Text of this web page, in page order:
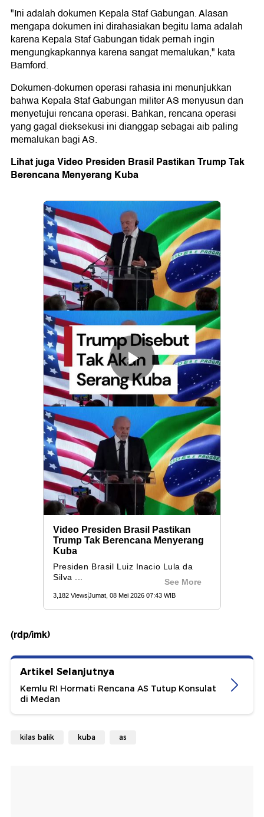
"Ini adalah dokumen Kepala Staf Gabungan. Alasan
mengapa dokumen ini dirahasiakan begitu lama adalah
karena Kepala Staf Gabungan tidak pernah ingin
mengungkapkannya karena sangat memalukan," kata
Bamford.
Dokumen-dokumen operasi rahasia ini menunjukkan
bahwa Kepala Staf Gabungan militer AS menyusun dan
menyetujui rencana operasi. Bahkan, rencana operasi
yang gagal dieksekusi ini dianggap sebagai aib paling
memalukan bagi AS.
Lihat juga Video Presiden Brasil Pastikan Trump Tak
Berencana Menyerang Kuba
(rdp/imk)
Artikel Selanjutnya
Kemlu RI Hormati Rencana AS Tutup Konsulat
di Medan
kilas balik kuba as